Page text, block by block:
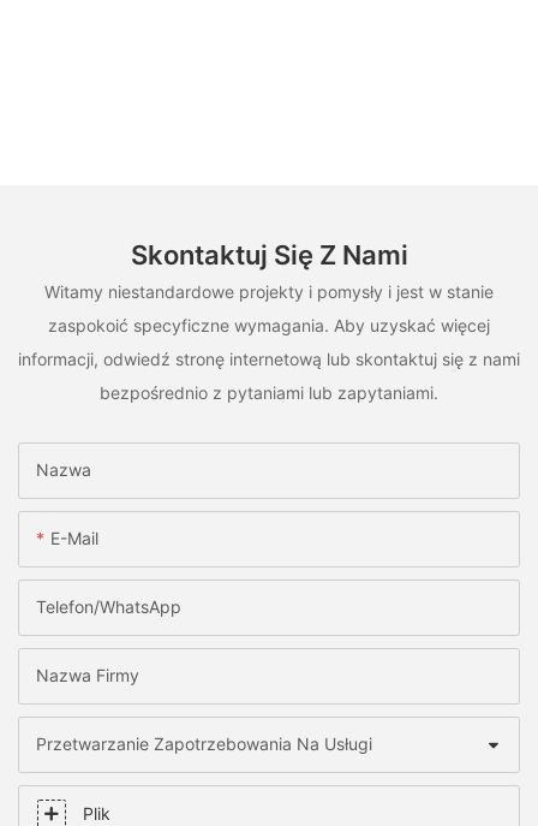
Skontaktuj Się Z Nami
Witamy niestandardowe projekty i pomysły i jest w stanie
zaspokoić specyficzne wymagania. Aby uzyskać więcej
informacji, odwiedź stronę internetową lub skontaktuj się z nami
bezpośrednio z pytaniami lub zapytaniami.
Nazwa
E-Mail
Telefon/WhatsApp
Nazwa Firmy
Przetwarzanie Zapotrzebowania Na Usługi
Plik